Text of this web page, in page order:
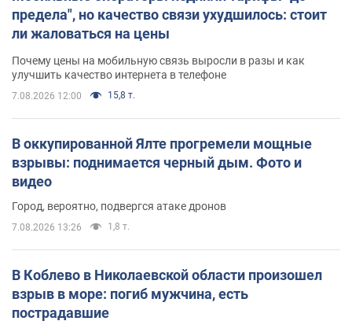
предела", но качество связи ухудшилось: стоит
ли жаловаться на цены
Почему цены на мобильную связь выросли в разы и как
улучшить качество интернета в телефоне
7.08.2026 12:00 15,8 т.
В оккупированной Ялте прогремели мощные
взрывы: поднимается черный дым. Фото и
видео
Город, вероятно, подвергся атаке дронов
7.08.2026 13:26 1,8 т.
В Коблево в Николаевской области произошел
взрыв в море: погиб мужчина, есть
пострадавшие